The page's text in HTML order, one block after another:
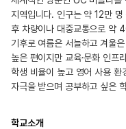
지역입니다. 인구는 약 12만
후 차량이나 대중교통으로 약
기후로 여름은 서늘하고 겨울
높은 편이지만 교육·문화 인프
학생 비율이 높고 영어 사용 환
자극을 받으며 공부하고 싶은
학교소개